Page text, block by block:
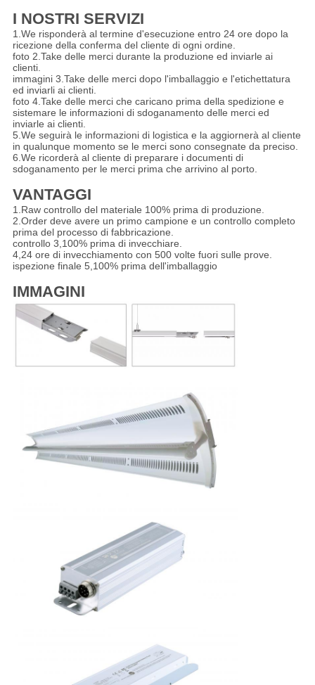
I NOSTRI SERVIZI
1.We risponderà al termine d'esecuzione entro 24 ore dopo la
ricezione della conferma del cliente di ogni ordine.
foto 2.Take delle merci durante la produzione ed inviarle ai
clienti.
immagini 3.Take delle merci dopo l'imballaggio e l'etichettatura
ed inviarli ai clienti.
foto 4.Take delle merci che caricano prima della spedizione e
sistemare le informazioni di sdoganamento delle merci ed
inviarle ai clienti.
5.We seguirà le informazioni di logistica e la aggiornerà al cliente
in qualunque momento se le merci sono consegnate da preciso.
6.We ricorderà al cliente di preparare i documenti di
sdoganamento per le merci prima che arrivino al porto.
VANTAGGI
1.Raw controllo del materiale 100% prima di produzione.
2.Order deve avere un primo campione e un controllo completo
prima del processo di fabbricazione.
controllo 3,100% prima di invecchiare.
4,24 ore di invecchiamento con 500 volte fuori sulle prove.
ispezione finale 5,100% prima dell'imballaggio
IMMAGINI